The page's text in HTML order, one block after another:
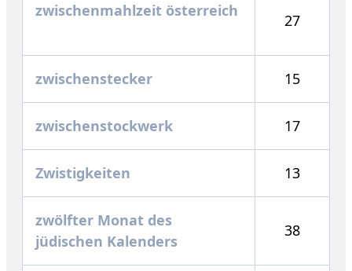
zwischenmahlzeit österreich
27
zwischenstecker 15
zwischenstockwerk 17
Zwistigkeiten 13
zwölfter Monat des
jüdischen Kalenders
38